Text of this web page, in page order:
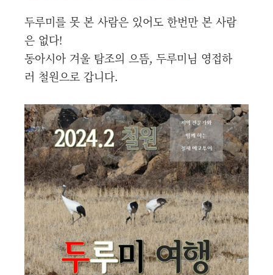
두루미를 못 본 사람은 있어도 한번만 본 사람
은 없다!
동아시아 겨울 탐조의 으뜸, 두루미님 영접하
러 철원으로 갑니다.